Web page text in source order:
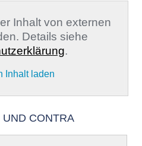
Inhalt von externen
Details siehe
.
Inhalt laden
CONTRA